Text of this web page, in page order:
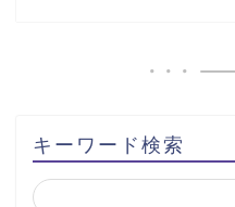
キーワード検索